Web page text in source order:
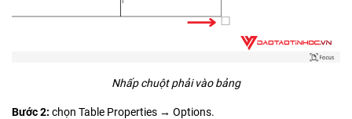
Nhấp chuột phải vào bảng
Bước 2: chọn Table Properties → Options.